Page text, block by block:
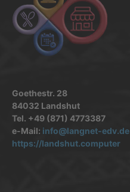
Goethestr. 28
84032 Landshut
Tel. +49 (871) 4773387
e-Mail: info@langnet-edv.de
https://landshut.computer